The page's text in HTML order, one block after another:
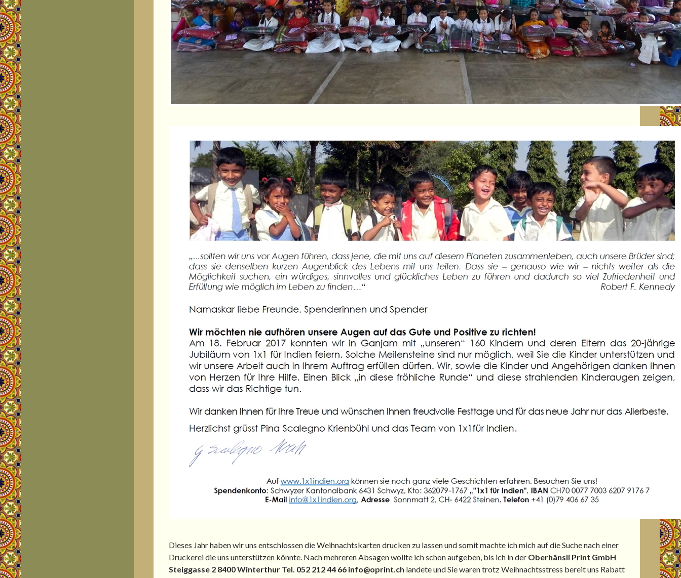
Dieses Jahr haben wir uns entschlossen die Weihnachtskarten drucken zu lassen und somit machte ich mich auf die Suche nach einer
Druckerei die uns unterstützen könnte. Nach mehreren Absagen wollte ich schon aufgeben, bis ich in der Oberhänsli Print GmbH
Steiggasse 2 8400 Winterthur Tel. 052 212 44 66 info@oprint.ch landete und Sie waren trotz Weihnachtsstress bereit uns Rabatt